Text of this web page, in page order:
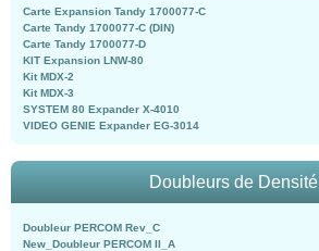
Carte Expansion Tandy 1700077-C
Carte Tandy 1700077-C (DIN)
Carte Tandy 1700077-D
KIT Expansion LNW-80
Kit MDX-2
Kit MDX-3
SYSTEM 80 Expander X-4010
VIDEO GENIE Expander EG-3014
Doubleurs de Densité
Doubleur PERCOM Rev_C
New_Doubleur PERCOM II_A